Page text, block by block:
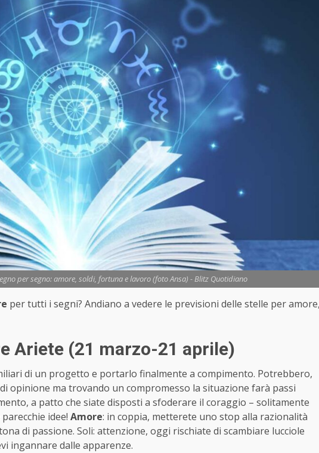
per segno: amore, soldi, fortuna e lavoro (foto Ansa) - Blitz Quotidiano
per tutti i segni? Andiano a vedere le previsioni delle stelle per
Ariete (21 marzo-21 aprile)
di un progetto e portarlo finalmente a compimento. Potrebbero,
opinione ma trovando un compromesso la situazione farà passi
a patto che siate disposti a sfoderare il coraggio – solitamente
idee! Amore: in coppia, metterete uno stop alla razionalità
di passione. Soli: attenzione, oggi rischiate di scambiare lucciole
ingannare dalle apparenze.